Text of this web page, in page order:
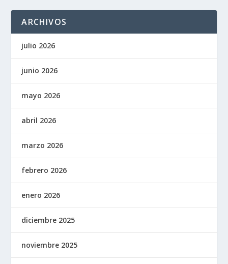
ARCHIVOS
julio 2026
junio 2026
mayo 2026
abril 2026
marzo 2026
febrero 2026
enero 2026
diciembre 2025
noviembre 2025